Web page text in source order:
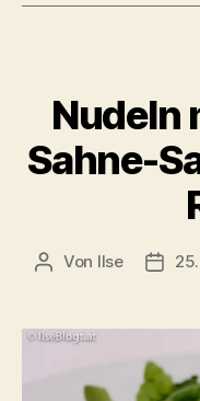
Nudeln
Sahne-
Beitragsautor
Von Ilse